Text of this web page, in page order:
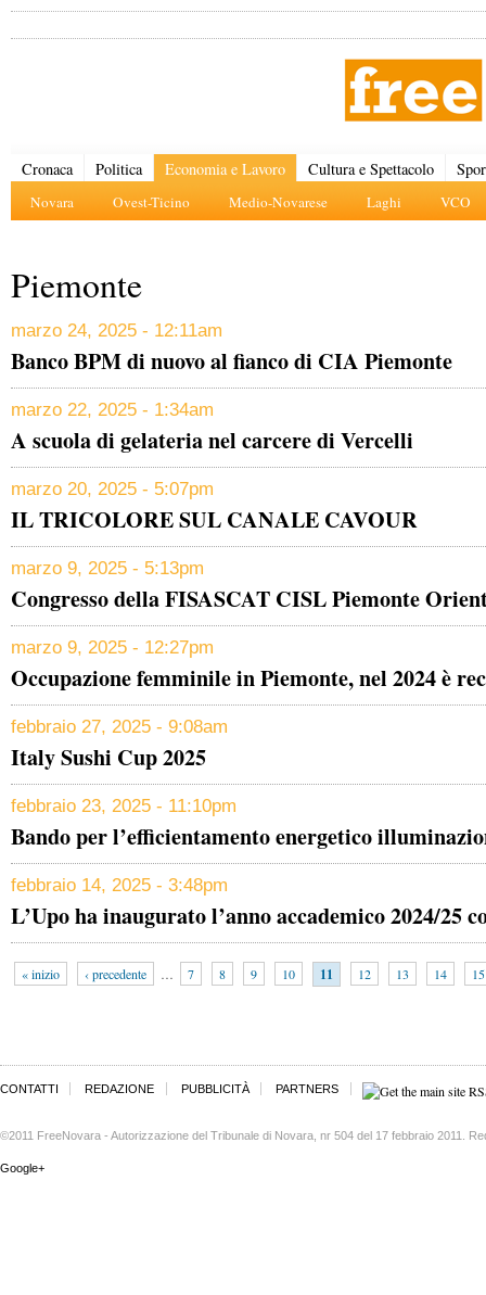
Cronaca Politica Economia e Lavoro
Novara Ovest-Ticino Medio-Novarese Laghi VCO
Cultura e Spettacolo
Piemonte
marzo 24, 2025 - 12:11am
Banco BPM di nuovo al fianco di CIA Piemonte
marzo 22, 2025 - 1:34am
A scuola di gelateria nel carcere di Vercelli
marzo 20, 2025 - 5:07pm
IL TRICOLORE SUL CANALE CAVOUR
marzo 9, 2025 - 5:13pm
Congresso della FISASCAT CISL Piemonte
marzo 9, 2025 - 12:27pm
Occupazione femminile in Piemonte, nel 2024 è
febbraio 27, 2025 - 9:08am
Italy Sushi Cup 2025
febbraio 23, 2025 - 11:10pm
Bando per l’efficientamento energetico
febbraio 14, 2025 - 3:48pm
L’Upo ha inaugurato l’anno accademico 2024/25
« inizio ‹ precedente … 7 8 9 10 11 12 13 14 15
CONTATTI REDAZIONE PUBBLICITÀ PARTNERS
©2011 FreeNovara - Autorizzazione del Tribunale di Novara, nr 504 del 17 febbraio 2011.
Google+